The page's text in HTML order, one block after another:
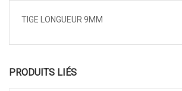
TIGE LONGUEUR 9MM
PRODUITS LIÉS